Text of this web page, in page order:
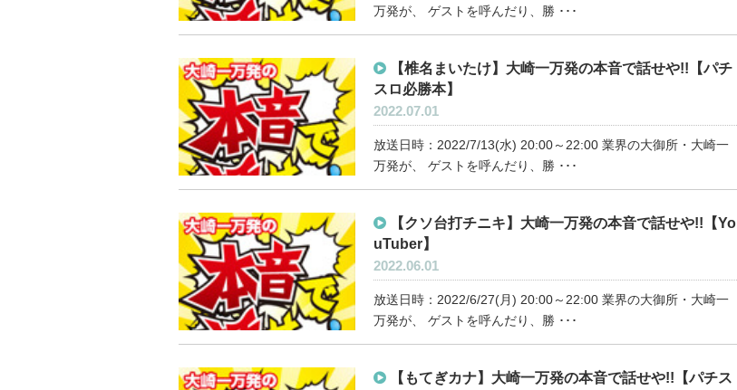
万発が、 ゲストを呼んだり、勝 ･･･
【椎名まいたけ】大崎一万発の本音で話せや!!【パチ
スロ必勝本】
2022.07.01
放送日時：2022/7/13(水) 20:00～22:00 業界の大御所・大崎一
万発が、 ゲストを呼んだり、勝 ･･･
【クソ台打チニキ】大崎一万発の本音で話せや!!【Yo
uTuber】
2022.06.01
放送日時：2022/6/27(月) 20:00～22:00 業界の大御所・大崎一
万発が、 ゲストを呼んだり、勝 ･･･
【もてぎカナ】大崎一万発の本音で話せや!!【パチス